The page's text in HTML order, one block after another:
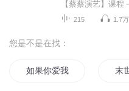
215 1.7万
您是不是在找：
如果你爱我请别伤害我 末